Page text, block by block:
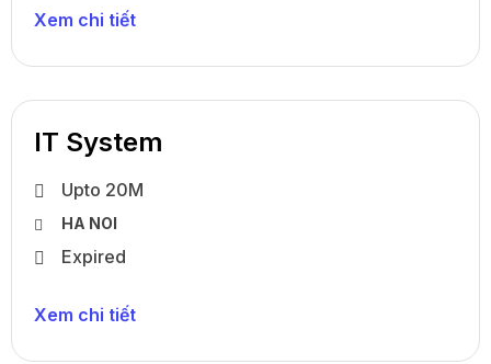
Xem chi tiết
IT System
Upto 20M
HA NOI
Expired
Xem chi tiết